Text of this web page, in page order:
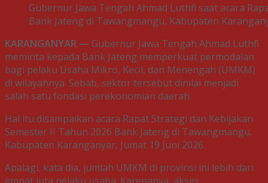
Gubernur Jawa Tengah Ahmad Luthfi saat acara
Bank Jateng di Tawangmangu, Kabupaten
KARANGANYAR — Gubernur Jawa Tengah Ahmad Luthfi
meminta kepada Bank Jateng memperkuat permodalan
bagi pelaku Usaha Mikro, Kecil, dan Menengah (UMKM)
di wilayahnya. Sebab, sektor tersebut dinilai menjadi
salah satu fondasi perekonomian daerah.
Hal itu disampaikan acara Rapat Strategi dan Kebijakan
Semester II Tahun 2026 Bank Jateng di Tawangmangu,
Kabupaten Karanganyar, Jumat 19 Juni 2026.
Apalagi, kata dia, jumlah UMKM di provinsi ini lebih dari